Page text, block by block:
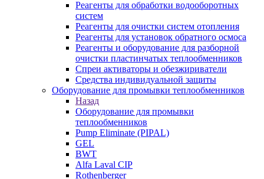
Реагенты для обработки водооборотных
систем
Реагенты для очистки систем отопления
Реагенты для установок обратного осмоса
Реагенты и оборудование для разборной
очистки пластинчатых теплообменников
Спреи активаторы и обезжириватели
Средства индивидуальной защиты
Оборудование для промывки теплообменников
Назад
Оборудование для промывки
теплообменников
Pump Eliminate (PIPAL)
GEL
BWT
Alfa Laval CIP
Rothenberger